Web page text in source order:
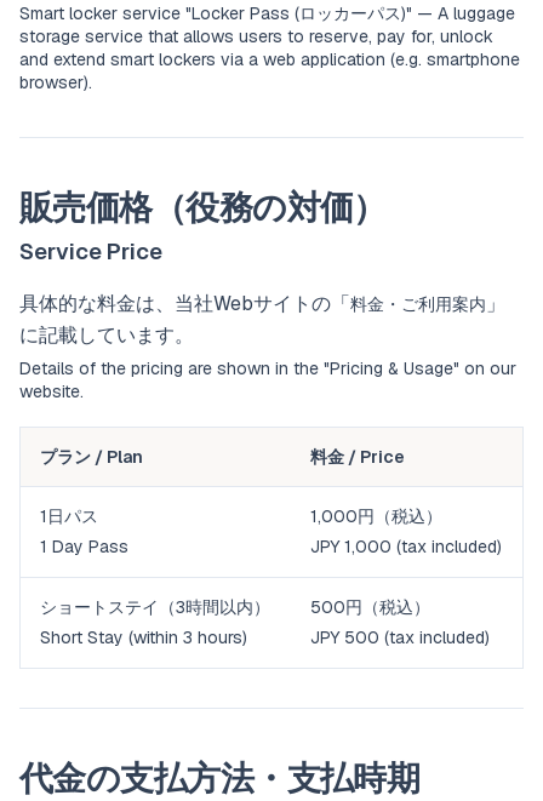
Smart locker service "Locker Pass (ロッカーパス)" — A luggage
storage service that allows users to reserve, pay for, unlock
and extend smart lockers via a web application (e.g. smartphone
browser).
販売価格（役務の対価）
Service Price
具体的な料金は、当社Webサイトの「料金・ご利用案内 」
に記載しています。
Details of the pricing are shown in the "Pricing & Usage" on our
website.
プラン / Plan 料金 / Price
1日パス
1 Day Pass
1,000円（税込）
JPY 1,000 (tax included)
ショートステイ（3時間以内）
Short Stay (within 3 hours)
500円（税込）
JPY 500 (tax included)
代金の支払方法・支払時期